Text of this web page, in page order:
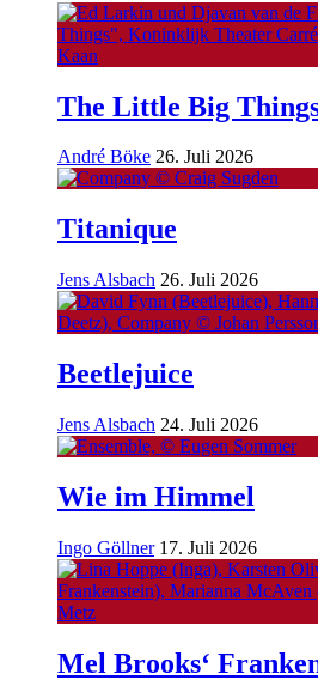
The Little Big
André Böke 26. Juli 2026
Titanique
Jens Alsbach 26. Juli 2026
Beetlejuice
Jens Alsbach 24. Juli 2026
Wie im Himmel
Ingo Göllner 17. Juli 2026
Mel Brooks‘